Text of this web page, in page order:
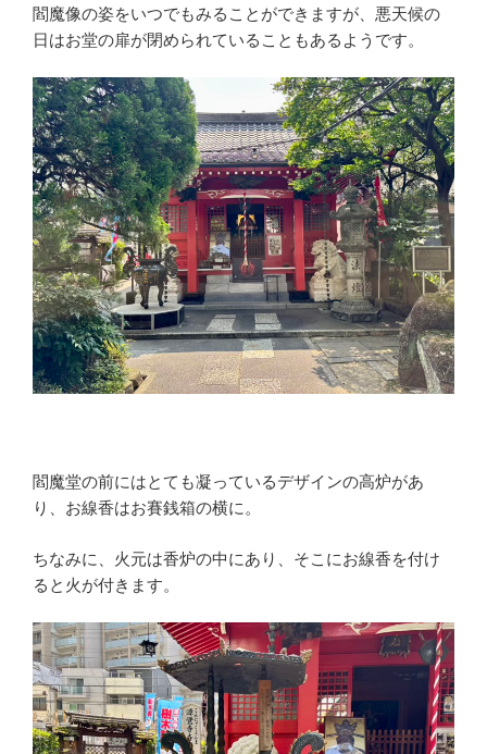
閻魔像の姿をいつでもみることができますが、悪天候の
日はお堂の扉が閉められていることもあるようです。
閻魔堂の前にはとても凝っているデザインの高炉があ
り、お線香はお賽銭箱の横に。
ちなみに、火元は香炉の中にあり、そこにお線香を付け
ると火が付きます。